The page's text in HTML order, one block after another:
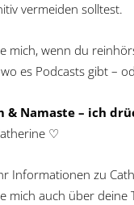
vermeiden solltest.
mich, wenn du
es Podcasts gibt –
& Namaste – ich
♡
Informationen zu
mich auch über deine